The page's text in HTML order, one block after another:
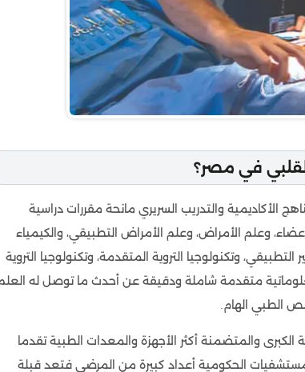
في مصر؟
الأكاديمية والتدريب السريري مانحة مقررات دراسية
وعلم الأمراض، وعلم الأمراض التطبيقي، والكيمياء
وتكنولوجيا التروية المتقدمة، وتكنولوجيا التروية
متقدمة شاملة ودقيقة عن أحدث ما توصل له
الطبي الهام.
والمتضمنة أكثر الأجهزة والمعدات الطبية تقدما
الحكومية أعداد كبيرة من المرضى فتعد قبلة